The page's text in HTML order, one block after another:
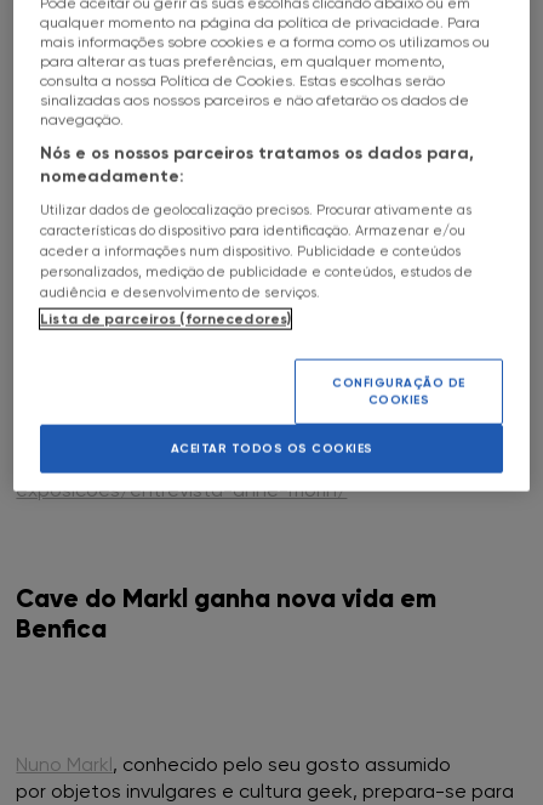
FNAC Alameda
FNAC Alfragide
FNAC AlgarveShopping
FNAC Almada
FNAC Amoreiras
FNAC Braga
FNAC Castelo Branco
FNAC Colombo
Nascida em 1926, Vivian Maier produziu durante décadas
um vasto conjunto de imagens, sobretudo em cidades
como Chicago, Nova Iorque e Los Angeles, mas o seu
trabalho só foi descoberto em 2007, após o leilão do
espólio onde estavam guardados milhares de negativos
e fotografias. A divulgação online, dois anos depois, viria
autora.
A exposição, que já passou por cidades como Viena,
Berlim, São Paulo e Seul, chega agora ao Porto numa
iniciativa promovida pela Terra Esplêndida em parceria
Lê aqui a entrevista de Anne Morin, curadora da
exposicoes/entrevista-anne-morin/
Cave do Markl ganha nova vida em
Benfica
Nuno Markl, conhecido pelo seu gosto assumido
por objetos invulgares e cultura geek, prepara-se para
qualquer momento na página da política de privacidade. Para
mais informações sobre cookies e a forma como os utilizamos ou
para alterar as tuas preferências, em qualquer momento,
consulta a nossa Política de Cookies. Estas escolhas serão
sinalizadas aos nossos parceiros e não afetarão os dados de
navegação.
Nós e os nossos parceiros tratamos os dados para,
nomeadamente:
Utilizar dados de geolocalização precisos. Procurar ativamente as
características do dispositivo para identificação. Armazenar e/ou
aceder a informações num dispositivo. Publicidade e conteúdos
personalizados, medição de publicidade e conteúdos, estudos de
audiência e desenvolvimento de serviços.
Lista de parceiros (fornecedores)
CONFIGURAÇÃO DE
COOKIES
ACEITAR TODOS OS COOKIES